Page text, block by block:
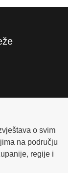
o svim
na području
regije i